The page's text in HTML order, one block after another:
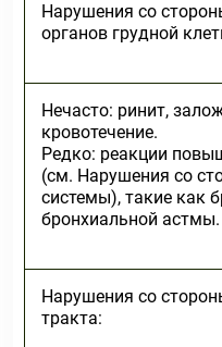
Нарушения со
органов грудной
Нечасто: ринит,
кровотечение.
Редко: реакции
(см. Нарушения со
системы), такие как
бронхиальной астмы.
Нарушения со
тракта: